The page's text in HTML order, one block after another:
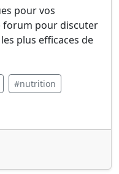
pour vos
forum pour discuter
plus efficaces de
#nutrition